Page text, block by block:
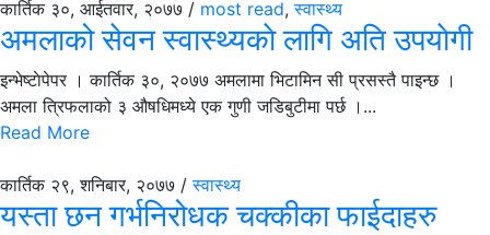
कार्तिक ३०, आईतवार, २०७७ / most read,स्वास्थ्य
अमलाको सेवन स्वास्थ्यकाे लागि अति उपयाेगी
इन्भेष्टाेपेपर । कार्तिक ३०, २०७७ अमलामा भिटामिन सी प्रसस्तै पाइन्छ ।
अमला त्रिफलाको ३ औषधिमध्ये एक गुणी जडिबुटीमा पर्छ ।...
Read More
कार्तिक २९, शनिबार, २०७७ /स्वास्थ्य
यस्ता छन गर्भनिरोधक चक्कीका फाईदाहरु